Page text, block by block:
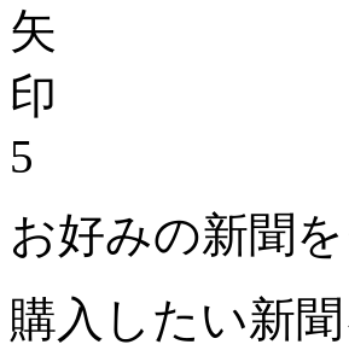
5
お好みの新聞
購入したい新